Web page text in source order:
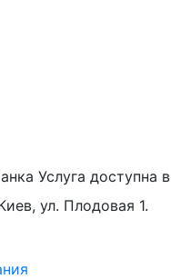
Услуга доступна в
ул. Плодовая 1.